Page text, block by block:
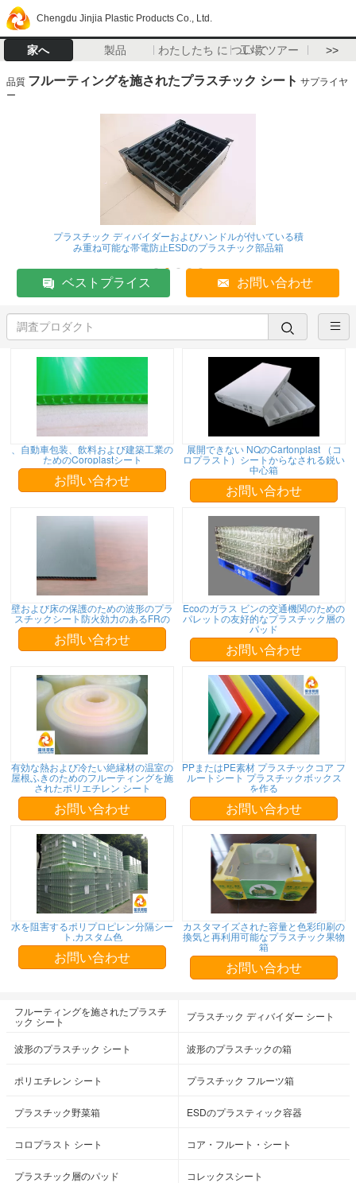
Chengdu Jinjia Plastic Products Co., Ltd.
家へ 製品 わたしたち に つい て工場 ツアー >>
品質 フルーティングを施されたプラスチック シート サプライヤ
ー
プラスチック ディバイダーおよびハンドルが付いている積
み重ね可能な帯電防止ESDのプラスチック部品箱
ベストプライス お問い合わせ
、自動車包装、飲料および建築工業の
ためのCoroplastシート
お問い合わせ
展開できない NQのCartonplast （コ
ロプラスト）シートからなされる鋭い
中心箱
お問い合わせ
壁および床の保護のための波形のプラ
スチックシート防火効力のあるFRの
お問い合わせ
Ecoのガラス ビンの交通機関のための
パレットの友好的なプラスチック層の
パッド
お問い合わせ
有効な熱および冷たい絶縁材の温室の
屋根ふきのためのフルーティングを施
されたポリエチレン シート
お問い合わせ
PPまたはPE素材 プラスチックコア フ
ルートシート プラスチックボックス
を作る
お問い合わせ
水を阻害するポリプロピレン分隔シー
ト,カスタム色
お問い合わせ
カスタマイズされた容量と色彩印刷の
換気と再利用可能なプラスチック果物
箱
お問い合わせ
フルーティングを施されたプラスチ
ック シート プラスチック ディバイダー シート
波形のプラスチック シート 波形のプラスチックの箱
ポリエチレン シート プラスチック フルーツ箱
プラスチック野菜箱 ESDのプラスティック容器
コロプラスト シート コア・フルート・シート
プラスチック層のパッド コレックスシート